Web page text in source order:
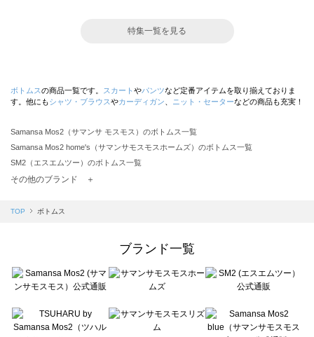
特集一覧を見る
ボトムスの商品一覧です。 スカート やパンツなど定番アイテムを取り揃えておりま
す。他にもシャツ・ブラウスやカーディガン ニット・セーターなどの商品も充実！
Samansa Mos2（サマンサ モスモス）のボトムス一覧
Samansa Mos2 home's（サマンサモスモスホームズ）のボトムス一覧
SM2（エスエムツー）のボトムス一覧
TSUHARU by Samansa Mos2（ツハルバイサマンサモスモス）のボトムス一覧
Samansa Mos2 blue（サマンサモスモス ブルー）のボトムス一覧
sō4ū（ソウフォーユー）のボトムス一覧
Te chichi（テチチ）のボトムス一覧
Te chichi CLASSIC（テチチ クラシック）のボトムス一覧
Lugnoncure（ルノンキュール）のボトムス一覧
BETTY'S BLUE（べティーズブルー）のボトムス一覧
その他のブランド ＋
TOP ボトムス
ブランド一覧